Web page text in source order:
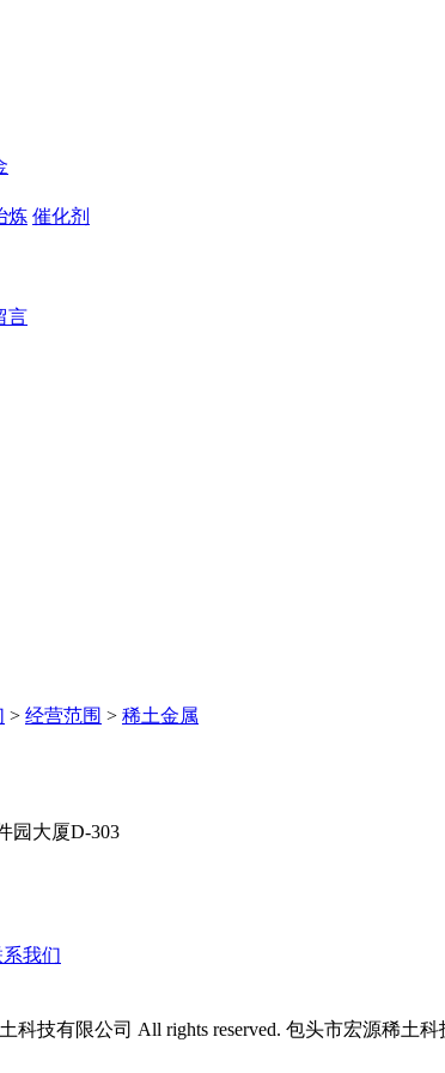
炼 催化剂
言
> 经营范围 > 稀土金属
园大厦D-303
我们
科技有限公司 All rights reserved. 包头市宏源稀土